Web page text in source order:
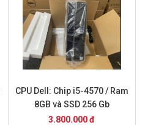
CPU Dell: Chip i5-4570 / Ram
8GB và SSD 256 Gb
3.800.000 đ